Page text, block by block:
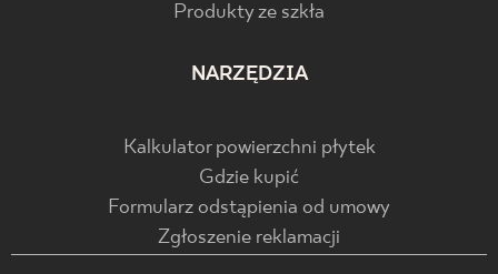
Produkty ze szkła
NARZĘDZIA
Kalkulator powierzchni płytek
Gdzie kupić
Formularz odstąpienia od umowy
Zgłoszenie reklamacji